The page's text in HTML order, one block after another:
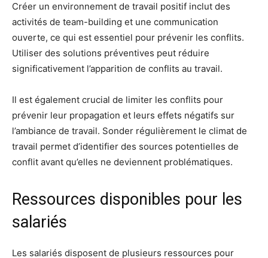
Créer un environnement de travail positif inclut des
activités de team-building et une communication
ouverte, ce qui est essentiel pour prévenir les conflits.
Utiliser des solutions préventives peut réduire
significativement l’apparition de conflits au travail.
Il est également crucial de limiter les conflits pour
prévenir leur propagation et leurs effets négatifs sur
l’ambiance de travail. Sonder régulièrement le climat de
travail permet d’identifier des sources potentielles de
conflit avant qu’elles ne deviennent problématiques.
Ressources disponibles pour les
salariés
Les salariés disposent de plusieurs ressources pour